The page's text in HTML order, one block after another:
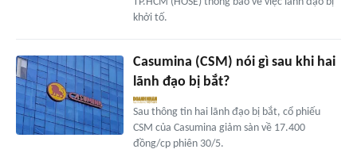
khởi tố.
Casumina (CSM) nói gì sau khi hai
lãnh đạo bị bắt?
Sau thông tin hai lãnh đạo bị bắt, cổ phiếu
CSM của Casumina giảm sàn về 17.400
đồng/cp phiên 30/5.